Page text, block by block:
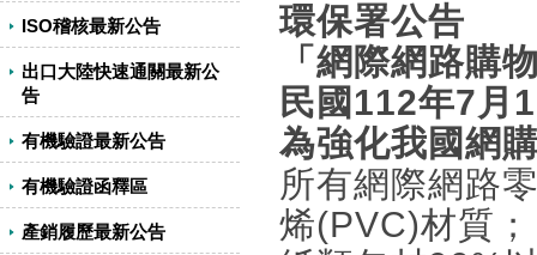
ISO稽核最新公告
出口大陸快速通關最新公
告
有機驗證最新公告
有機驗證函釋區
產銷履歷最新公告
環保署公告
「網際網路購
民國112年7月
為強化我國網
所有網際網路
烯(PVC)材質；